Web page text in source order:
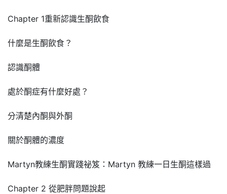
Chapter 1重新認識生酮飲食
什麼是生酮飲食？
認識酮體
處於酮症有什麼好處？
分清楚內酮與外酮
關於酮體的濃度
Martyn教練生酮實踐祕笈：Martyn 教練一日生酮這樣過
Chapter 2 從肥胖問題說起